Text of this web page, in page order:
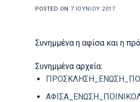
POSTED ON 7 ΙΟΥΝΊΟΥ 2017
Συνημμένα η αφίσα και η
Συνημμένα αρχεία: